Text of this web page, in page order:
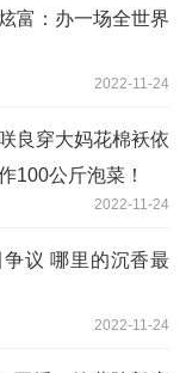
富：办一场全世界
2022-11-24
良穿大妈花棉袄依
100公斤泡菜！
2022-11-24
议 哪里的沉香最
2022-11-24